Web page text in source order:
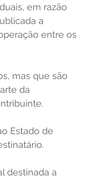
em razão
a
entre os
mas que são
da
Estado de
destinada a